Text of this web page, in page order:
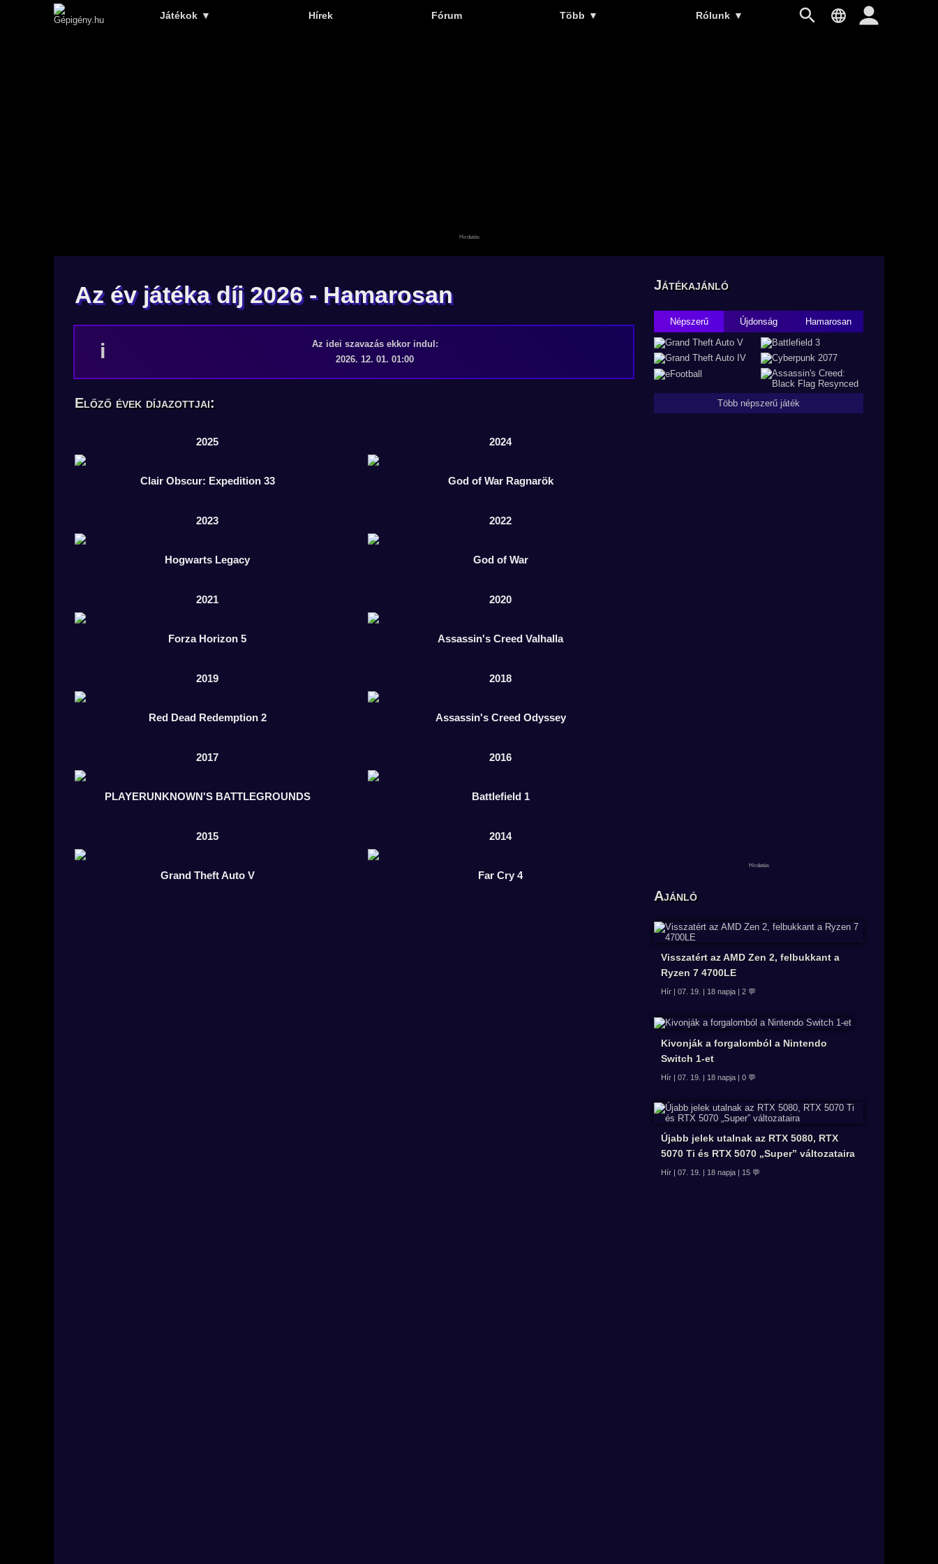
Játékok ▼ Hírek Fórum Több ▼ Rólunk ▼
Az év játéka díj 2026 - Hamarosan
Az idei szavazás ekkor indul:
2026. 12. 01. 01:00
Előző évek díjazottjai:
2025
Clair Obscur: Expedition 33
2024
God of War Ragnarök
2023
Hogwarts Legacy
2022
God of War
2021
Forza Horizon 5
2020
Assassin's Creed Valhalla
2019
Red Dead Redemption 2
2018
Assassin's Creed Odyssey
2017
PLAYERUNKNOWN'S BATTLEGROUNDS
2016
Battlefield 1
2015
Grand Theft Auto V
2014
Far Cry 4
Játékajánló
Népszerű Újdonság Hamarosan
Több népszerű játék
Ajánló
Visszatért az AMD Zen 2, felbukkant a
Ryzen 7 4700LE
Hír | 07. 19. | 18 napja | 2 💬
Kivonják a forgalomból a Nintendo
Switch 1-et
Hír | 07. 19. | 18 napja | 0 💬
Újabb jelek utalnak az RTX 5080, RTX
5070 Ti és RTX 5070 „Super” változataira
Hír | 07. 19. | 18 napja | 15 💬